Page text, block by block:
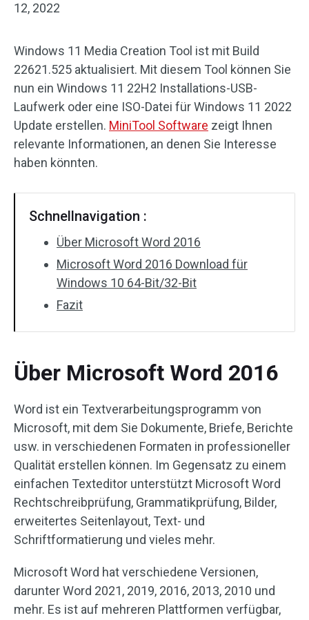
12, 2022
Windows 11 Media Creation Tool ist mit Build
22621.525 aktualisiert. Mit diesem Tool können Sie
nun ein Windows 11 22H2 Installations-USB-
Laufwerk oder eine ISO-Datei für Windows 11 2022
Update erstellen. MiniTool Software zeigt Ihnen
relevante Informationen, an denen Sie Interesse
haben könnten.
Schnellnavigation :
Über Microsoft Word 2016
Microsoft Word 2016 Download für
Windows 10 64-Bit/32-Bit
Fazit
Über Microsoft Word 2016
Word ist ein Textverarbeitungsprogramm von
Microsoft, mit dem Sie Dokumente, Briefe, Berichte
usw. in verschiedenen Formaten in professioneller
Qualität erstellen können. Im Gegensatz zu einem
einfachen Texteditor unterstützt Microsoft Word
Rechtschreibprüfung, Grammatikprüfung, Bilder,
erweitertes Seitenlayout, Text- und
Schriftformatierung und vieles mehr.
Microsoft Word hat verschiedene Versionen,
darunter Word 2021, 2019, 2016, 2013, 2010 und
mehr. Es ist auf mehreren Plattformen verfügbar,